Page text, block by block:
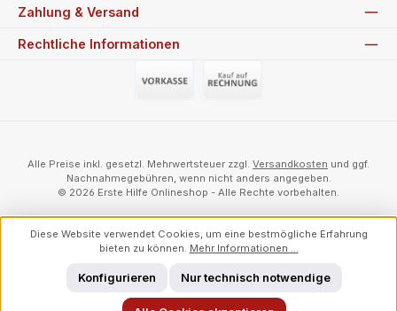
Zahlung & Versand
Rechtliche Informationen
Alle Preise inkl. gesetzl. Mehrwertsteuer zzgl. Versandkosten und ggf.
Nachnahmegebühren, wenn nicht anders angegeben.
© 2026 Erste Hilfe Onlineshop - Alle Rechte vorbehalten.
Diese Website verwendet Cookies, um eine bestmögliche Erfahrung
bieten zu können. Mehr Informationen ...
Nur technisch notwendige
Konfigurieren